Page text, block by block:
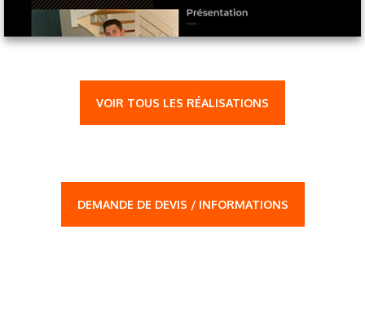
VOIR TOUS LES RÉALISATIONS
DEMANDE DE DEVIS / INFORMATIONS